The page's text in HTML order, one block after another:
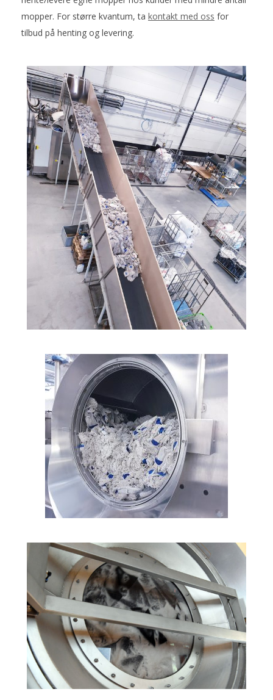
mopper. For større kvantum, ta kontakt med oss for
tilbud på henting og levering.